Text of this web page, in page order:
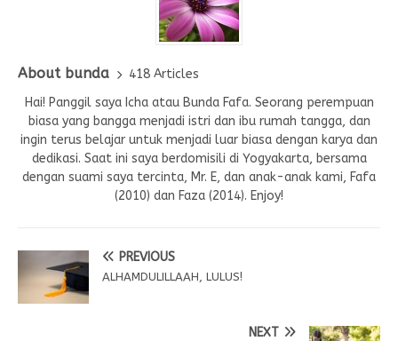
About bunda
418 Articles
Hai! Panggil saya Icha atau Bunda Fafa. Seorang perempuan
biasa yang bangga menjadi istri dan ibu rumah tangga, dan
ingin terus belajar untuk menjadi luar biasa dengan karya dan
dedikasi. Saat ini saya berdomisili di Yogyakarta, bersama
dengan suami saya tercinta, Mr. E, dan anak-anak kami, Fafa
(2010) dan Faza (2014). Enjoy!
PREVIOUS
ALHAMDULILLAAH, LULUS!
NEXT